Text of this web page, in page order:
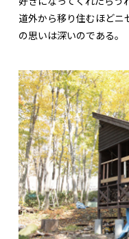
道外から移り住むほど
の思いは深いのである。